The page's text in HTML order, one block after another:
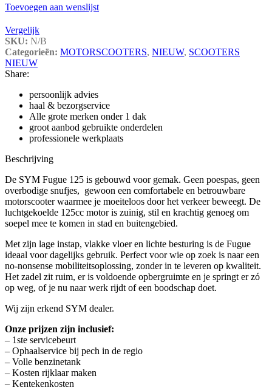
Toevoegen aan wenslijst
Vergelijk
SKU: N/B
Categorieën: MOTORSCOOTERS, NIEUW, SCOOTERS
NIEUW
Share:
persoonlijk advies
haal & bezorgservice
Alle grote merken onder 1 dak
groot aanbod gebruikte onderdelen
professionele werkplaats
Beschrijving
De SYM Fugue 125 is gebouwd voor gemak. Geen poespas, geen
overbodige snufjes, gewoon een comfortabele en betrouwbare
motorscooter waarmee je moeiteloos door het verkeer beweegt. De
luchtgekoelde 125cc motor is zuinig, stil en krachtig genoeg om
soepel mee te komen in stad en buitengebied.
Met zijn lage instap, vlakke vloer en lichte besturing is de Fugue
ideaal voor dagelijks gebruik. Perfect voor wie op zoek is naar een
no-nonsense mobiliteitsoplossing, zonder in te leveren op kwaliteit.
Het zadel zit ruim, er is voldoende opbergruimte en je springt er zó
op weg, of je nu naar werk rijdt of een boodschap doet.
Wij zijn erkend SYM dealer.
Onze prijzen zijn inclusief:
– 1ste servicebeurt
– Ophaalservice bij pech in de regio
– Volle benzinetank
– Kosten rijklaar maken
– Kentekenkosten